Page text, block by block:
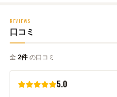
REVIEWS
口コミ
全 2件 の口コミ
5.0